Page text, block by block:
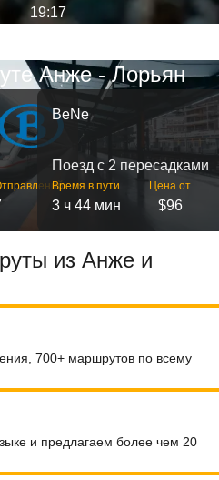
19:17
Анже - Лорьян
BeNe
Поезд с 2 пересадками
Время в пути
3 ч 44 мин
Цена от
$96
из Анже и
700+ маршрутов по всему
и предлагаем более чем 20